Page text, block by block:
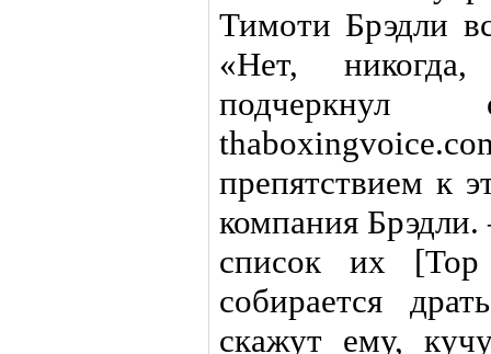
Тимоти Брэдли
«Нет,
препятствием к
компания
список их
собирается
скажут ему,